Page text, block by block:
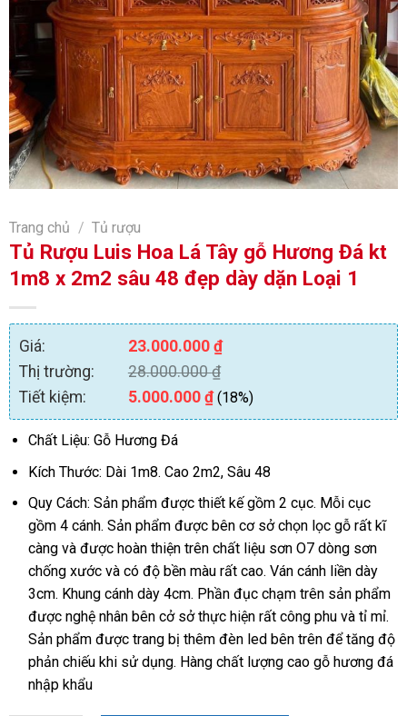
Trang chủ / Tủ rượu
Tủ Rượu Luis Hoa Lá Tây gỗ Hương Đá kt
1m8 x 2m2 sâu 48 đẹp dày dặn Loại 1
Giá: 23.000.000 ₫
Thị trường:
28.000.000₫
Tiết kiệm:
5.000.000 ₫(18%)
Chất Liệu: Gỗ Hương Đá
Kích Thước: Dài 1m8. Cao 2m2, Sâu 48
Quy Cách: Sản phẩm được thiết kế gồm 2 cục. Mỗi cục
gồm 4 cánh. Sản phẩm được bên cơ sở chọn lọc gỗ rất kĩ
càng và được hoàn thiện trên chất liệu sơn O7 dòng sơn
chống xước và có độ bền màu rất cao. Ván cánh liền dày
3cm. Khung cánh dày 4cm. Phần đục chạm trên sản phẩm
được nghệ nhân bên cở sở thực hiện rất công phu và tỉ mỉ.
Sản phẩm được trang bị thêm đèn led bên trên để tăng độ
phản chiếu khi sử dụng. Hàng chất lượng cao gỗ hương đá
nhập khẩu